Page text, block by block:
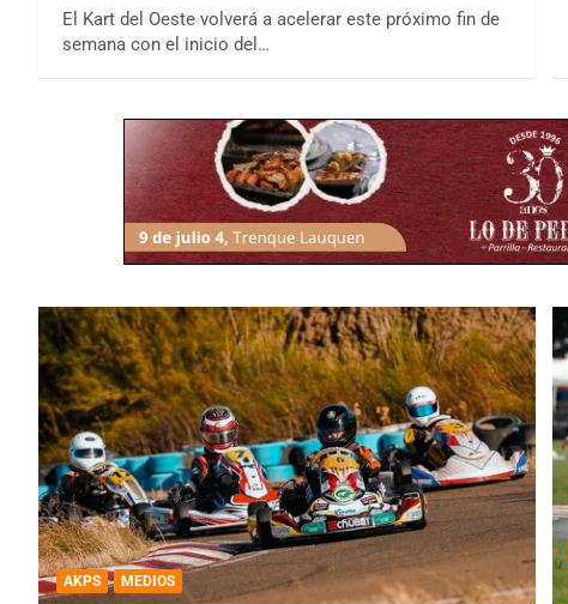
El Kart del Oeste volverá a acelerar este próximo fin de
semana con el inicio del…
AKPS MEDIOS